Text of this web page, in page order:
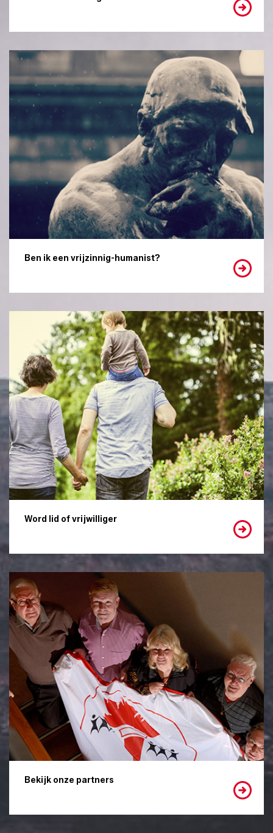
Ben ik een vrijzinnig-humanist?
Word lid of vrijwilliger
Bekijk onze partners